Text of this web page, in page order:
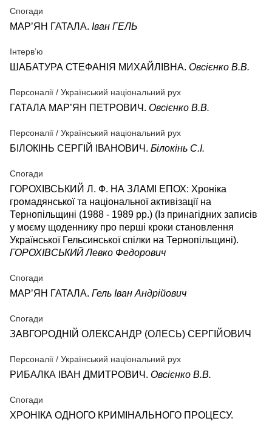
Спогади
МАР’ЯН ГАТАЛА. Іван ГЕЛЬ
Інтерв’ю
ШАБАТУРА СТЕФАНІЯ МИХАЙЛІВНА. Овсієнко В.В.
Персоналії / Український національний рух
ГАТАЛА МАР’ЯН ПЕТРОВИЧ. Овсієнко В.В.
Персоналії / Український національний рух
БІЛОКІНЬ СЕРГІЙ ІВАНОВИЧ. Білокінь С.І.
Спогади
ГОРОХІВСЬКИЙ Л. Ф. НА ЗЛАМІ ЕПОХ: Хроніка
громадянської та національної активізації на
Тернопільщині (1988 - 1989 рр.) (Із принагідних записів
у моєму щоденнику про перші кроки становлення
Української Гельсинської спілки на Тернопільщині).
ГОРОХІВСЬКИЙ Левко Федорович
Спогади
МАР’ЯН ГАТАЛА. Гель Іван Андрійович
Спогади
ЗАВГОРОДНІЙ ОЛЕКСАНДР (ОЛЕСЬ) СЕРГІЙОВИЧ
Персоналії / Український національний рух
РИБАЛКА ІВАН ДМИТРОВИЧ. Овсієнко В.В.
Спогади
ХРОНІКА ОДНОГО КРИМІНАЛЬНОГО ПРОЦЕСУ.